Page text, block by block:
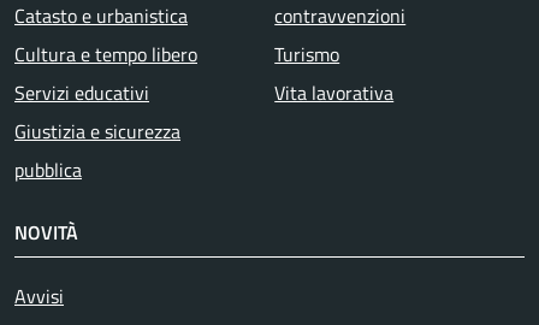
Catasto e urbanistica
Cultura e tempo libero
Servizi educativi
Giustizia e sicurezza
pubblica
contravvenzioni
Turismo
Vita lavorativa
NOVITÀ
Avvisi